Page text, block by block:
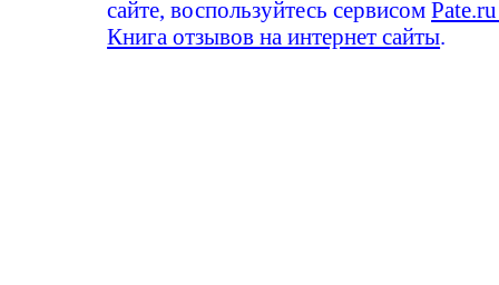
сайте, воспользуйтесь сервисом
Книга отзывов на интернет сайты